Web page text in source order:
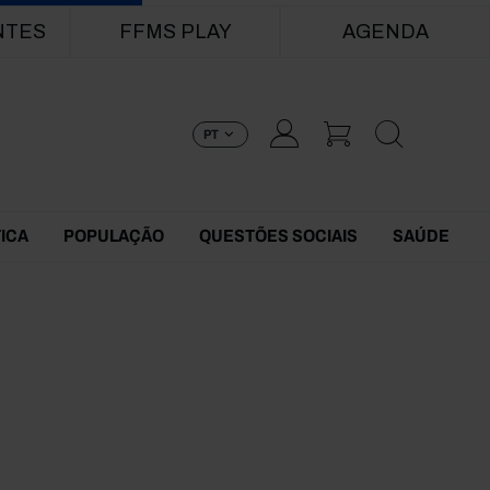
FFMS PLAY AGENDA
PT
POPULAÇÃO QUESTÕES SOCIAIS SAÚDE